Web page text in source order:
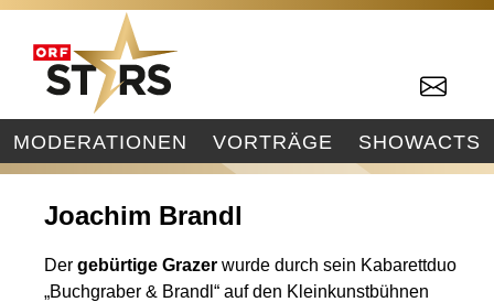
MODERATIONEN VORTRÄGE SHOWACTS
Joachim Brandl
Dergebürtige Grazer wurde durch sein Kabarettduo
„Buchgraber & Brandl“ auf den Kleinkunstbühnen